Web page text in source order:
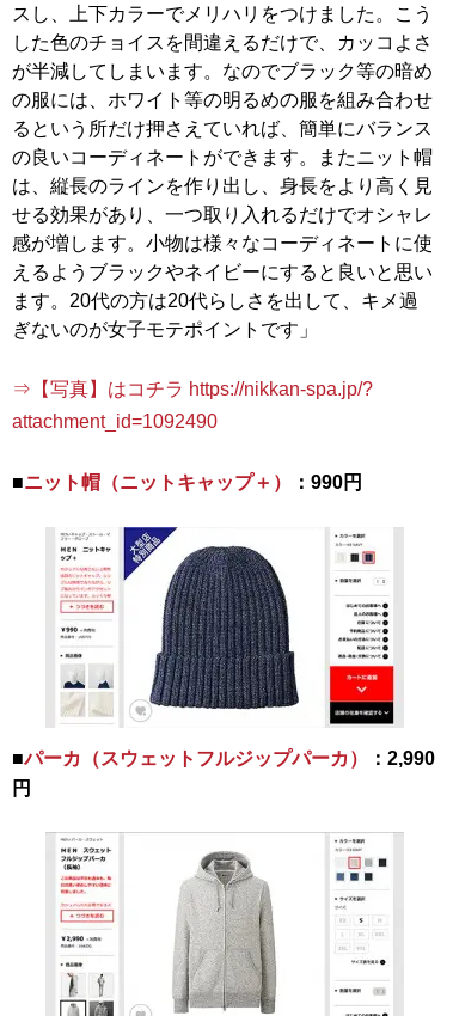
スし、上下カラーでメリハリをつけました。こう
した色のチョイスを間違えるだけで、カッコよさ
が半減してしまいます。なのでブラック等の暗め
の服には、ホワイト等の明るめの服を組み合わせ
るという所だけ押さえていれば、簡単にバランス
の良いコーディネートができます。またニット帽
は、縦長のラインを作り出し、身長をより高く見
せる効果があり、一つ取り入れるだけでオシャレ
感が増します。小物は様々なコーディネートに使
えるようブラックやネイビーにすると良いと思い
ます。20代の方は20代らしさを出して、キメ過
ぎないのが女子モテポイントです」
⇒【写真】はコチラ https://nikkan-spa.jp/?
attachment_id=1092490
■ニット帽（ニットキャップ＋） ：990円
■パーカ（スウェットフルジップパーカ）
：2,990
円